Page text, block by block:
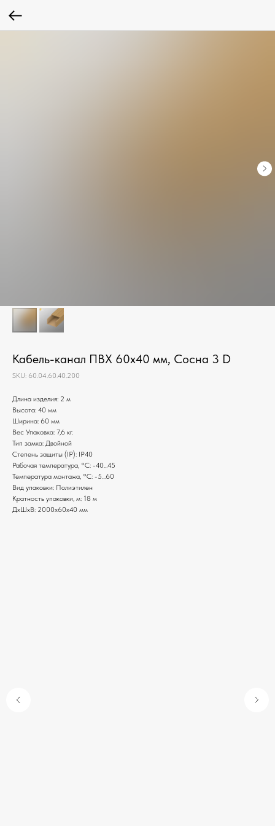
Кабель-канал ПВХ 60х40 мм, Сосна 3 D
SKU: 60.04.60.40.200
Длина изделия: 2 м
Высота: 40 мм
Ширина: 60 мм
Вес Упаковка: 7,6 кг.
Тип замка: Двойной
Степень защиты (IP): IP40
Рабочая температура, °C: -40...45
Температура монтажа, °C: -5...60
Вид упаковки: Полиэтилен
Кратность упаковки, м: 18 м
ДxШxВ: 2000x60x40 мм